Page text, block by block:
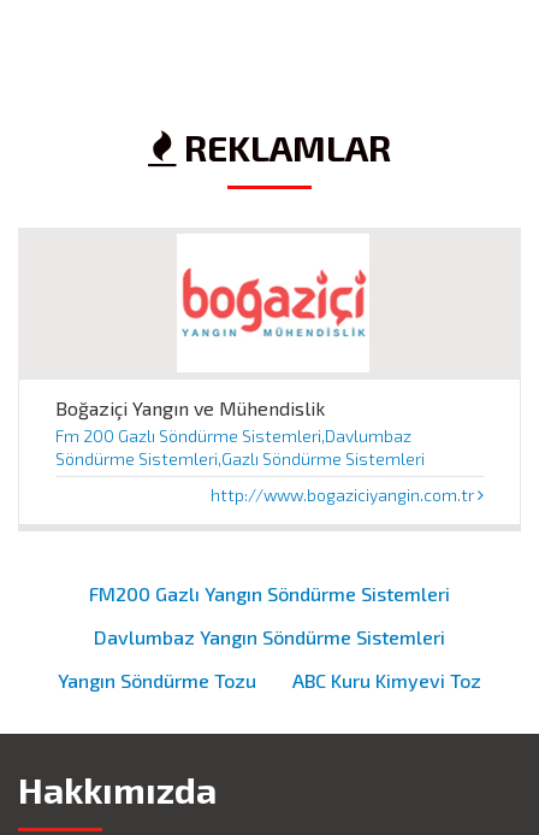
REKLAMLAR
Boğaziçi Yangın ve Mühendislik
Fm 200 Gazlı Söndürme Sistemleri,Davlumbaz
Söndürme Sistemleri,Gazlı Söndürme Sistemleri
http://www.bogaziciyangin.com.tr
FM200 Gazlı Yangın Söndürme Sistemleri
Davlumbaz Yangın Söndürme Sistemleri
Yangın Söndürme Tozu
ABC Kuru Kimyevi Toz
Hakkımızda